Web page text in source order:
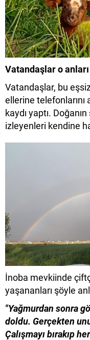
Vatandaşlar o
Vatandaşlar, bu
ellerine
kaydı yaptı.
izleyenleri kendine
İnoba mevkiinde
yaşananları şöyle
"Yağmurdan sonra
doldu. Gerçekten
Çalışmayı bırakıp